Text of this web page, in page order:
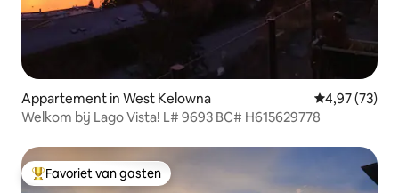
Appartement in West Kelowna Gemiddelde
4,97 (73)
Welkom bij Lago Vista! L# 9693 BC# H615629778
Topfavoriet van gasten
Favoriet van gasten